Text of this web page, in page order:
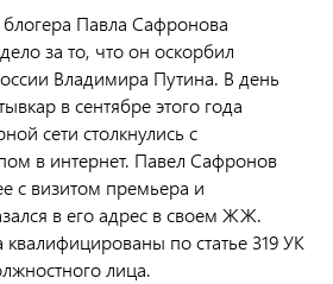
Павла Сафронова
за то, что он оскорбил
Владимира Путина. В день
в сентябре этого года
сети столкнулись с
в интернет. Павел Сафронов
с визитом премьера и
в его адрес в своем ЖЖ.
по статье 319 УК
лица.